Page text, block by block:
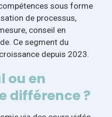
sous forme
de processus,
conseil en
Ce segment du
depuis 2023.
ou en
différence ?